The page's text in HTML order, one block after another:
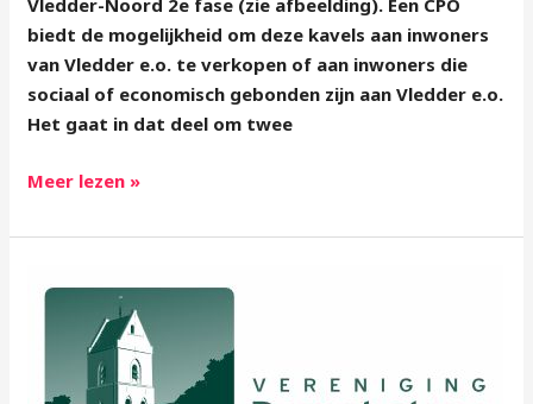
Vledder-Noord 2e fase (zie afbeelding). Een CPO
biedt de mogelijkheid om deze kavels aan inwoners
van Vledder e.o. te verkopen of aan inwoners die
sociaal of economisch gebonden zijn aan Vledder e.o.
Het gaat in dat deel om twee
Meer lezen »